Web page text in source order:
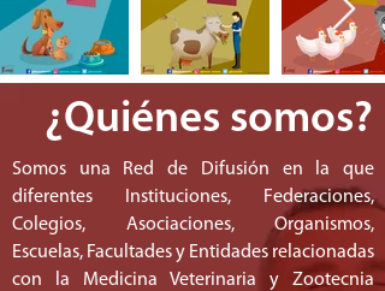
¿Quiénes somos?
Somos una Red de Difusión en la que
diferentes Instituciones, Federaciones,
Colegios, Asociaciones, Organismos,
Escuelas, Facultades y Entidades relacionadas
con la Medicina Veterinaria y Zootecnia​​